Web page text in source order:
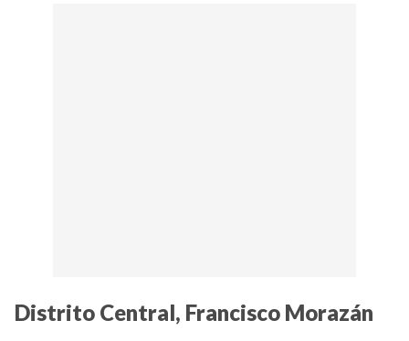
Distrito Central, Francisco Morazán